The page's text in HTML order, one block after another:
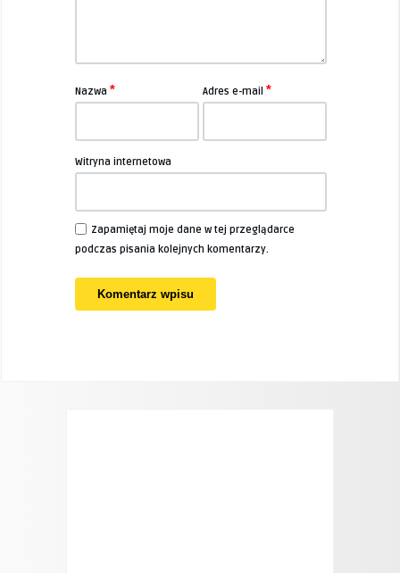
Nazwa * Adres e-mail*
Witryna internetowa
Zapamiętaj moje dane w tej przeglądarce
podczas pisania kolejnych komentarzy.